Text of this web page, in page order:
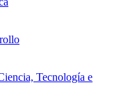
Tecnología e